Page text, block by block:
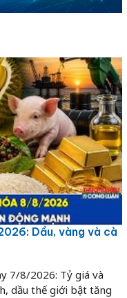
Dầu, vàng và cà
7/8/2026: Tỷ giá và
dầu thế giới bật tăng